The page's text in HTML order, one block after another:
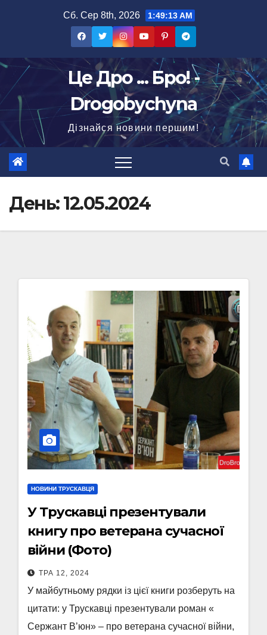
Сб. Сер 8th, 2026 1:49:14 AM
Це Дро ... Бро! -
Drogobychyna
Дізнайся новини першим!
День:12.05.2024
НОВИНИ ТРУСКАВЦЯ
У Трускавці презентували
книгу про ветерана сучасної
війни (Фото)
ТРА 12, 2024
У майбутньому рядки із цієї книги розберуть на
цитати: у Трускавці презентували роман «
Сержант В’юн» – про ветерана сучасної війни,